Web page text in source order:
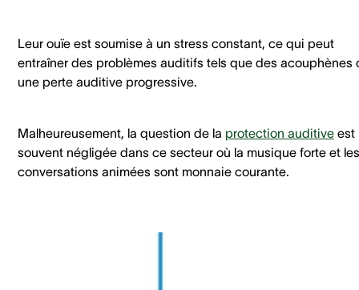
Leur ouïe est soumise à un stress constant, ce qui peut
entraîner des problèmes auditifs tels que des acouphènes
une perte auditive progressive.
Malheureusement, la question de la protection auditive est
souvent négligée dans ce secteur où la musique forte et les
conversations animées sont monnaie courante.